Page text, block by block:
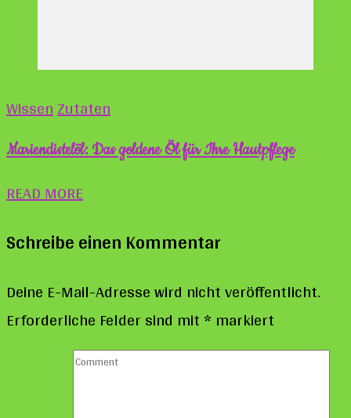
WissenZutaten
Mariendistelöl: Das goldene Öl für Ihre Hautpflege
READ MORE
Schreibe einen Kommentar
Deine E-Mail-Adresse wird nicht veröffentlicht.
Erforderliche Felder sind mit* markiert